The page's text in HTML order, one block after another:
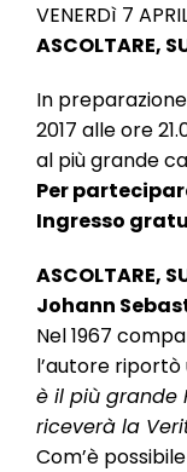
VENERDì 7
ASCOLTARE,
In
2017 alle ore
al più grande
Per
Ingresso
ASCOLTARE,
Johann
Nel 1967
l’autore
è il più grande
riceverà la
Com’è